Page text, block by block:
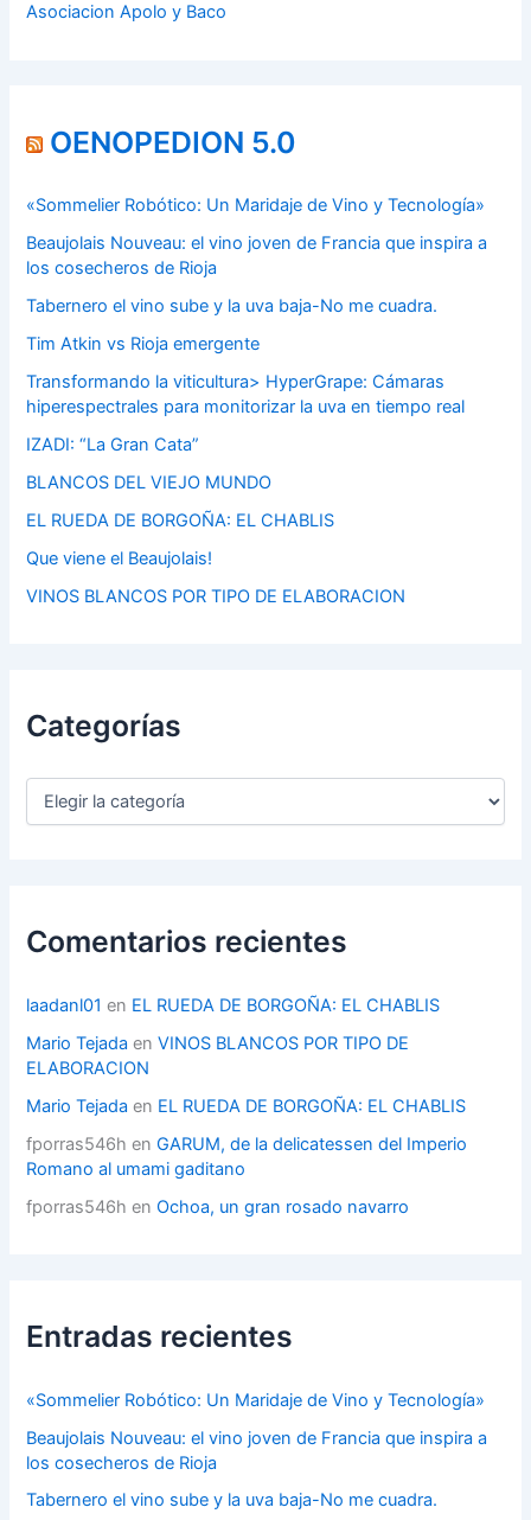
Asociacion Apolo y Baco
OENOPEDION 5.0
«Sommelier Robótico: Un Maridaje de Vino y Tecnología»
Beaujolais Nouveau: el vino joven de Francia que inspira a
los cosecheros de Rioja
Tabernero el vino sube y la uva baja-No me cuadra.
Tim Atkin vs Rioja emergente
Transformando la viticultura> HyperGrape: Cámaras
hiperespectrales para monitorizar la uva en tiempo real
IZADI: “La Gran Cata”
BLANCOS DEL VIEJO MUNDO
EL RUEDA DE BORGOÑA: EL CHABLIS
Que viene el Beaujolais!
VINOS BLANCOS POR TIPO DE ELABORACION
Categorías
C
r
í
s
Comentarios recientes
laadanl01 en EL RUEDA DE BORGOÑA: EL CHABLIS
Mario Tejada enVINOS BLANCOS POR TIPO DE
ELABORACION
Mario Tejada en EL RUEDA DE BORGOÑA: EL CHABLIS
fporras546h enGARUM, de la delicatessen del Imperio
Romano al umami gaditano
fporras546h enOchoa, un gran rosado navarro
Entradas recientes
«Sommelier Robótico: Un Maridaje de Vino y Tecnología»
Beaujolais Nouveau: el vino joven de Francia que inspira a
los cosecheros de Rioja
Tabernero el vino sube y la uva baja-No me cuadra.